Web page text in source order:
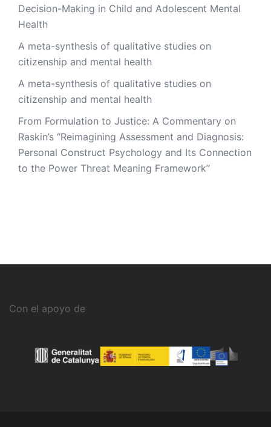
Decision-Making in Child and Adolescent Mental
Health
A meta-synthesis of qualitative studies on
citizenship and mental health
A meta-synthesis of qualitative studies on
citizenship and mental health
From Formulation to Justice: A Commentary on
Raskin’s “Reimagining Assessment and Diagnosis:
Personal Construct Psychology and Its Connection
to the Power Threat Meaning Framework”
Con el apoyo de